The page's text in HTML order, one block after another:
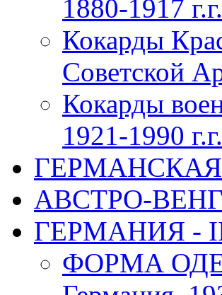
1880-1917 г.г.
Кокарды
Советской
Кокарды
1921-1990 г.г.
ГЕРМАНСКАЯ
АВСТРО-
ГЕРМАНИЯ -
ФОРМА